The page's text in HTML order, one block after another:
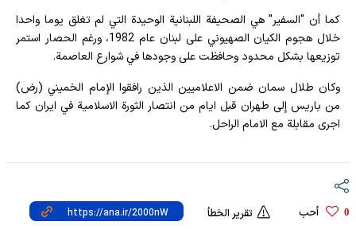
كما أن "السفير" هي الصحيفة اللبنانية الوحيدة التي لم تغلق يوما واحدا
خلال هجوم الكيان الصهيوني على لبنان عام 1982، ورغم الحصار استمر
توزيعها بشكل محدود وحافظت على وجودها في شوارع العاصمة.
وكان طلال سمان ضمن الاعلاميين الذين رافقوا الإمام الخميني (رض)
من باريس إلى طهران قبل ايام من انتصار الثورة الاسلامية في ايران كما
اجرى مقابلة مع الامام الراحل.
0 أحب تقرير الخطأ